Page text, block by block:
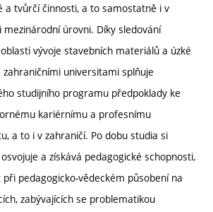
a tvůrčí činnosti, a to samostatně i v
úrovni. Díky sledování
vývoje stavebních materiálů a úzké
universitami splňuje
studijního programu předpoklady ke
kariérnímu a profesnímu
a to i v zahraničí. Po dobu studia si
a získává pedagogické schopnosti,
pedagogicko-vědeckém působení na
zabývajících se problematikou